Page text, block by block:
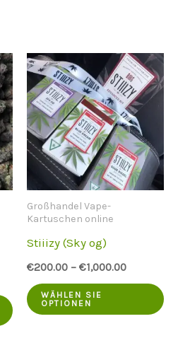
Dieses
Großhandel Vape-
Kartuschen online
Stiiizy (Sky og)
€200.00 – €1,000.00
WÄHLEN SIE
OPTIONEN